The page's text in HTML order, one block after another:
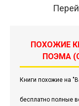
ПОХОЖИЕ
ПОЭМА
Книги похожие на
бесплатно полные